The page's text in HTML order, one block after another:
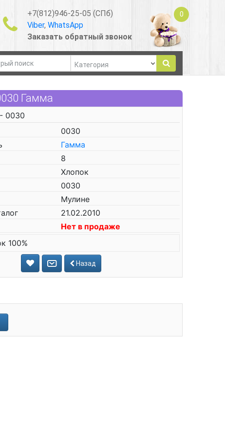
+7(812)946-25-05 (СПб)
Viber, WhatsApp
Заказать обратный звонок
0
Гамма
0030
0030
Гамма
8
Хлопок
0030
Мулине
21.02.2010
Нет в продаже
100%
Назад